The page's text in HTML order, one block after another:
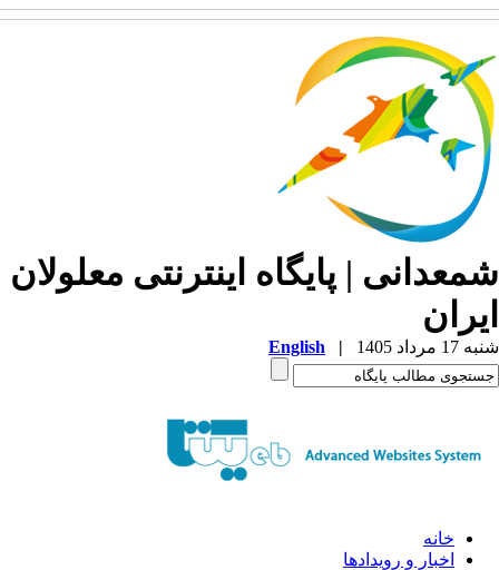
| پایگاه اینترنتی معلولان
مرداد 1405 |
English
خانه
اخبار و رویدادها